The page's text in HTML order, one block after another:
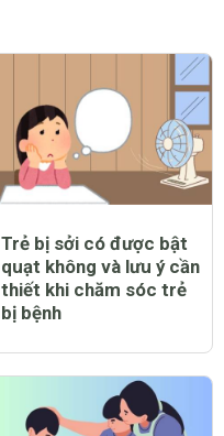
Trẻ bị sởi có được bật
quạt không và lưu ý cần
thiết khi chăm sóc trẻ
bị bệnh